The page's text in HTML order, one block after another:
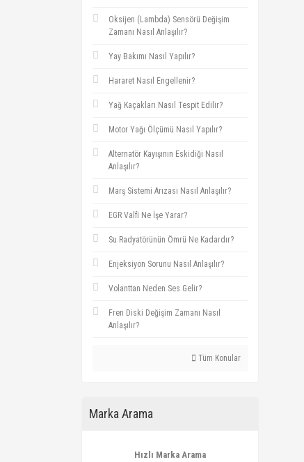
Oksijen (Lambda) Sensörü Değişim
Zamanı Nasıl Anlaşılır?
Yay Bakımı Nasıl Yapılır?
Hararet Nasıl Engellenir?
Yağ Kaçakları Nasıl Tespit Edilir?
Motor Yağı Ölçümü Nasıl Yapılır?
Alternatör Kayışının Eskidiği Nasıl
Anlaşılır?
Marş Sistemi Arızası Nasıl Anlaşılır?
EGR Valfi Ne İşe Yarar?
Su Radyatörünün Ömrü Ne Kadardır?
Enjeksiyon Sorunu Nasıl Anlaşılır?
Volanttan Neden Ses Gelir?
Fren Diski Değişim Zamanı Nasıl
Anlaşılır?
Tüm Konular
Marka Arama
Hızlı Marka Arama